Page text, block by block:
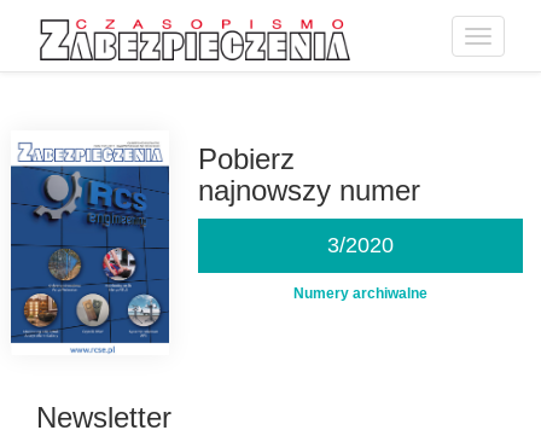
Toggle
Pobierz
najnowszy numer
3/2020
Numery archiwalne
Newsletter